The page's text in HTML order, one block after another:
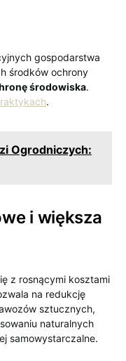
gospodarstwa
środków ochrony
środowiska.
.
Ogrodniczych:
i większa
z rosnącymi kosztami
na redukcję
sztucznych,
naturalnych
samowystarczalne.